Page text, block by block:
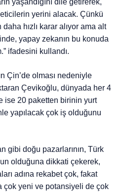
yaşandığını dile getirerek,
yerini alacak. Çünkü
hızlı karar alıyor ama alt
yapay zekanın bu konuda
ifadesini kullandı.
Çin’de olması nedeniyle
Çevikoğlu, dünyada her 4
ise 20 paketten birinin yurt
yapılacak çok iş olduğunu
gibi doğu pazarlarının, Türk
olduğuna dikkati çekerek,
adına rekabet çok, fakat
çok yeni ve potansiyeli de çok